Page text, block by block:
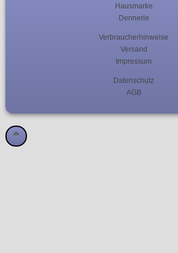
Hausmarke
Dennerle
Verbraucherhinweise
Versand
Impressum
Datenschutz
AGB